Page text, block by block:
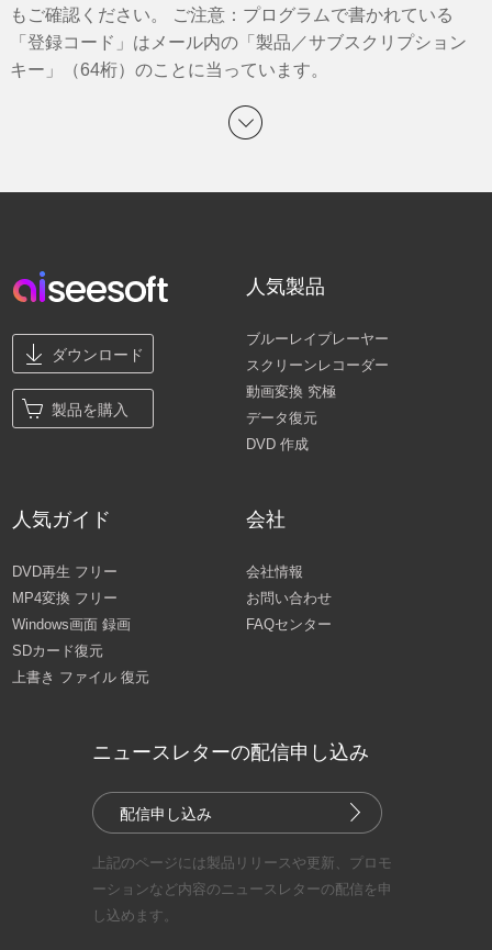
もご確認ください。 ご注意：プログラムで書かれている
「登録コード」はメール内の「製品／サブスクリプション
キー」（64桁）のことに当っています。
ダウンロード
製品を購入
人気製品
ブルーレイプレーヤー
スクリーンレコーダー
動画変換 究極
データ復元
DVD 作成
人気ガイド
DVD再生 フリー
MP4変換 フリー
Windows画面 録画
SDカード復元
上書き ファイル 復元
会社
会社情報
お問い合わせ
FAQセンター
ニュースレターの配信申し込み
配信申し込み
上記のページには製品リリースや更新、プロモ
ーションなど内容のニュースレターの配信を申
し込めます。